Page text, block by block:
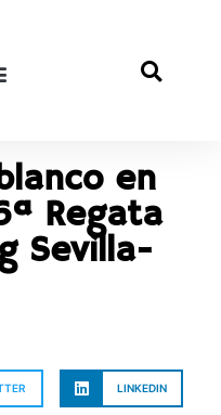
en
Regata
Sevilla-
LINKEDIN